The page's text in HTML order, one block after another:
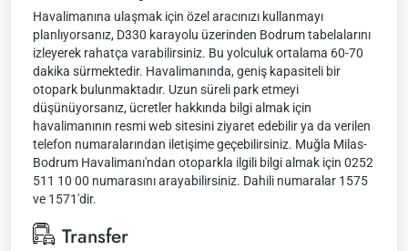
Havalimanına ulaşmak için özel aracınızı kullanmayı
planlıyorsanız, D330 karayolu üzerinden Bodrum tabelalarını
izleyerek rahatça varabilirsiniz. Bu yolculuk ortalama 60-70
dakika sürmektedir. Havalimanında, geniş kapasiteli bir
otopark bulunmaktadır. Uzun süreli park etmeyi
düşünüyorsanız, ücretler hakkında bilgi almak için
havalimanının resmi web sitesini ziyaret edebilir ya da verilen
telefon numaralarından iletişime geçebilirsiniz. Muğla Milas-
Bodrum Havalimanı'ndan otoparkla ilgili bilgi almak için 0252
511 10 00 numarasını arayabilirsiniz. Dahili numaralar 1575
ve 1571'dir.
Transfer